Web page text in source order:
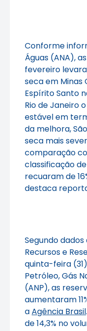
Conforme
Águas (ANA),
fevereiro
seca em Minas
Espírito Santo
Rio de Janeiro
estável em
da melhora,
seca mais
comparação
classificação
recuaram de
destaca
Segundo
Recursos e
quinta-feira
Petróleo, Gás
(ANP), as
aumentaram
aAgência Brasil
de 14,3% no